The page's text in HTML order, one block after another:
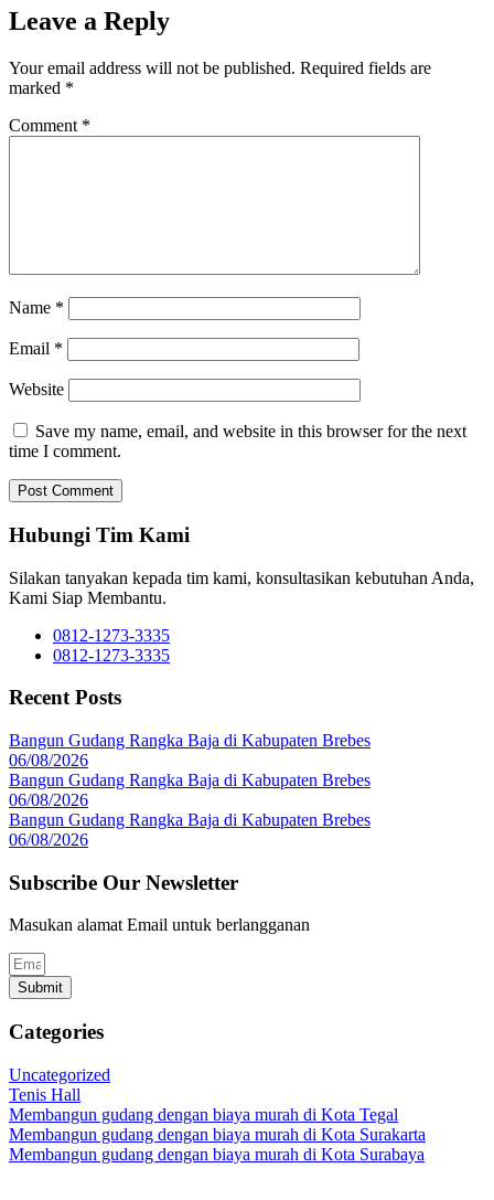
Leave a Reply
Your email address will not be published. Required fields are
marked *
Comment *
Name *
Email *
Website
Save my name, email, and website in this browser for the next
time I comment.
Hubungi Tim Kami
Silakan tanyakan kepada tim kami, konsultasikan kebutuhan Anda,
Kami Siap Membantu.
0812-1273-3335
0812-1273-3335
Recent Posts
Bangun Gudang Rangka Baja di Kabupaten Brebes
06/08/2026
Bangun Gudang Rangka Baja di Kabupaten Brebes
06/08/2026
Bangun Gudang Rangka Baja di Kabupaten Brebes
06/08/2026
Subscribe Our Newsletter
Masukan alamat Email untuk berlangganan
Submit
Categories
Uncategorized
Tenis Hall
Membangun gudang dengan biaya murah di Kota Tegal
Membangun gudang dengan biaya murah di Kota Surakarta
Membangun gudang dengan biaya murah di Kota Surabaya